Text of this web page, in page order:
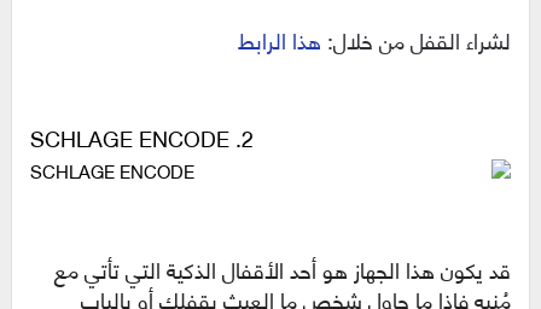
لشراء القفل من خلال:هذا الرابط
2. SCHLAGE ENCODE
قد يكون هذا الجهاز هو أحد الأقفال الذكية التي تأتي مع
مُنبه فإذا ما حاول شخص ما العبث بقفلك أو بالباب